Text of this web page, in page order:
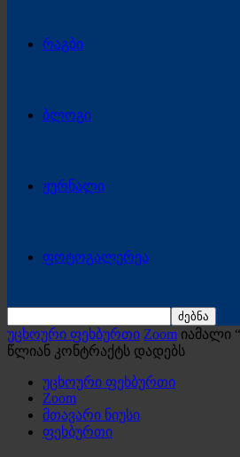
რაგბი
ბლოგი
ჟურნალი
ფოტოგალერეა
უცხოური ფეხბურთი Zoom იამალი
წლიან კონტრაქტს დადებს
უცხოური ფეხბურთი
Zoom
მთავარი ნიუსი
ფეხბურთი